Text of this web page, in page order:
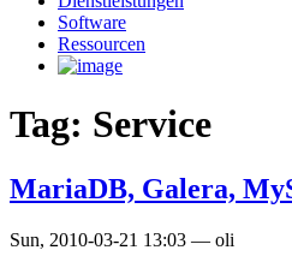
Software
Ressourcen
Tag: Service
MariaDB, Galera,
Sun, 2010-03-21 13:03 — oli